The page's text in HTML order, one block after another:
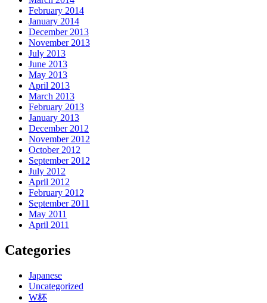
February 2014
January 2014
December 2013
November 2013
July 2013
June 2013
May 2013
April 2013
March 2013
February 2013
January 2013
December 2012
November 2012
October 2012
September 2012
July 2012
April 2012
February 2012
September 2011
May 2011
April 2011
Categories
Japanese
Uncategorized
W杯